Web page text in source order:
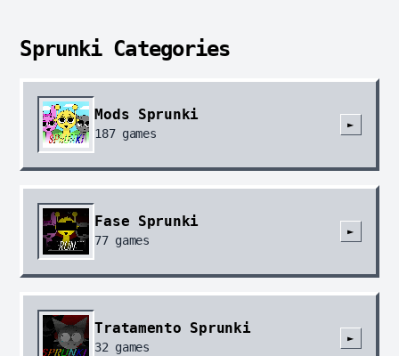
Sprunki Categories
Mods Sprunki
187games
►
Fase Sprunki
77games
►
Tratamento Sprunki
32games
►